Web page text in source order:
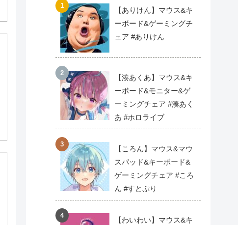
【ありけん】マウス&キ
ーボード&ゲーミングチ
ェア #ありけん
【湊あくあ】マウス&キ
ーボード&モニター&ゲ
ーミングチェア #湊あく
あ #ホロライブ
【ころん】マウス&マウ
スパッド&キーボード&
ゲーミングチェア #ころ
ん #すとぷり
【わいわい】マウス&キ